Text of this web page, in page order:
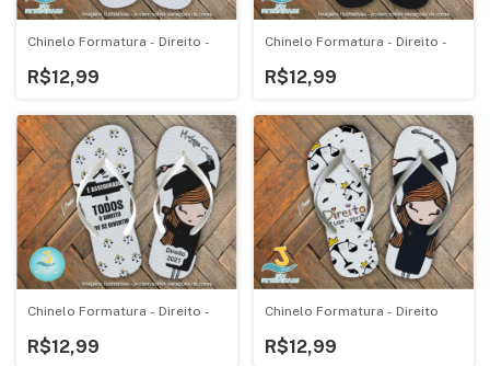
Chinelo Formatura - Direito -
R$12,99
Chinelo Formatura - Direito -
R$12,99
Chinelo Formatura - Direito -
R$12,99
Chinelo Formatura - Direito
R$12,99